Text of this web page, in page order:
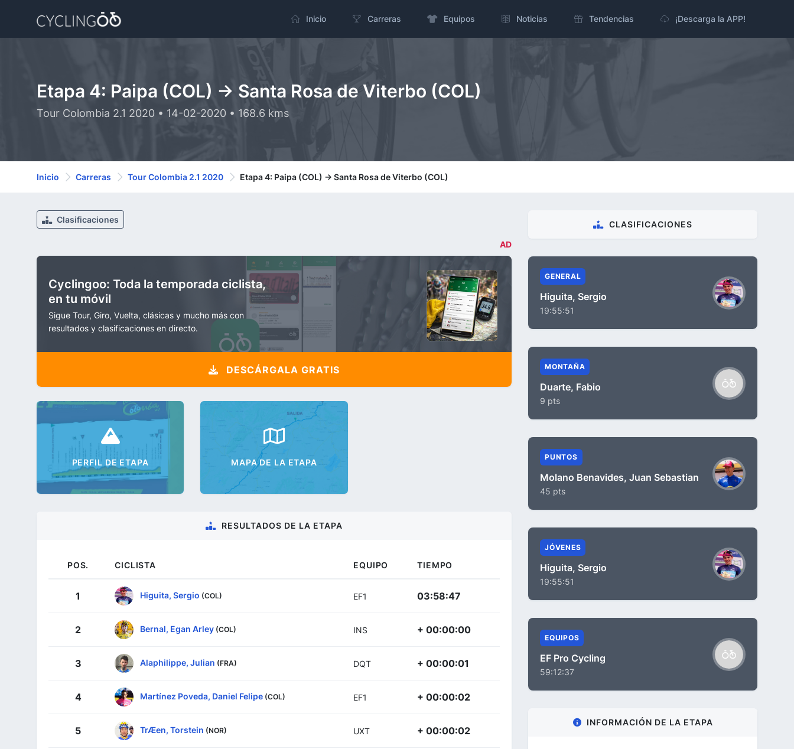
Inicio Carreras Equipos Noticias Tendencias ¡Descarga la APP!
Etapa 4: Paipa (COL) -> Santa Rosa de Viterbo (COL)
Tour Colombia 2.1 2020 • 14-02-2020 • 168.6 kms
Inicio Carreras Tour Colombia 2.1 2020 Etapa 4: Paipa (COL) -> Santa Rosa de Viterbo (COL)
Clasificaciones
AD
Cyclingoo: Toda la temporada ciclista,
en tu móvil
Sigue Tour, Giro, Vuelta, clásicas y mucho más con
resultados y clasificaciones en directo.
DESCÁRGALA GRATIS
PERFIL DE ETAPA MAPA DE LA ETAPA
RESULTADOS DE LA ETAPA
POS. CICLISTA EQUIPO TIEMPO
1 Higuita, Sergio (COL) EF1 03:58:47
2 Bernal, Egan Arley (COL) INS + 00:00:00
3 Alaphilippe, Julian (FRA) DQT + 00:00:01
4 Martínez Poveda, Daniel Felipe (COL) EF1 + 00:00:02
5 TrÆen, Torstein (NOR) UXT + 00:00:02
CLASIFICACIONES
GENERAL
Higuita, Sergio
19:55:51
MONTAÑA
Duarte, Fabio
9 pts
PUNTOS
Molano Benavides, Juan Sebastian
45 pts
JÓVENES
Higuita, Sergio
19:55:51
EQUIPOS
EF Pro Cycling
59:12:37
INFORMACIÓN DE LA ETAPA